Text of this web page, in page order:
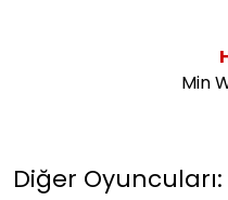
Min
Diğer Oyuncuları: